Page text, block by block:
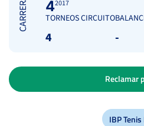
CARRERA 42017
TORNEOS CIRCUITO
4 -
IBP Tenis
Reclamar